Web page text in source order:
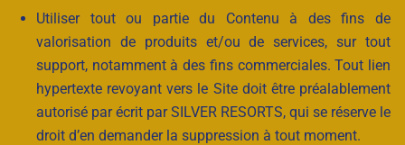
Utiliser tout ou partie du Contenu à des fins de
valorisation de produits et/ou de services, sur tout
support, notamment à des fins commerciales. Tout lien
hypertexte revoyant vers le Site doit être préalablement
autorisé par écrit par SILVER RESORTS, qui se réserve le
droit d’en demander la suppression à tout moment.